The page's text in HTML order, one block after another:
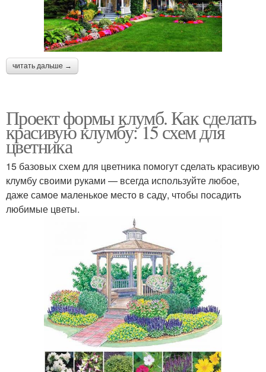
читать дальше →
Проект формы клумб. Как сделать
красивую клумбу: 15 схем для
цветника
15 базовых схем для цветника помогут сделать красивую
клумбу своими руками — всегда используйте любое,
даже самое маленькое место в саду, чтобы посадить
любимые цветы.